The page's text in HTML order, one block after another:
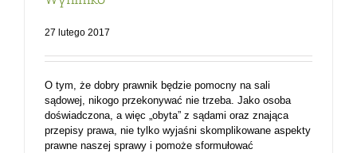
27 lutego 2017
O tym, że dobry prawnik będzie pomocny na sali
sądowej, nikogo przekonywać nie trzeba. Jako osoba
doświadczona, a więc „obyta” z sądami oraz znająca
przepisy prawa, nie tylko wyjaśni skomplikowane aspekty
prawne naszej sprawy i pomoże sformułować